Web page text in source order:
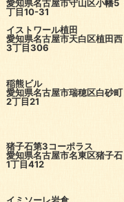
愛知県名古屋市守山区小幡5
丁目10-31
イストワール植田
愛知県名古屋市天白区植田西
3丁目306
稲熊ビル
愛知県名古屋市瑞穂区白砂町
2丁目21
猪子石第3コーポラス
愛知県名古屋市名東区猪子石
1丁目412